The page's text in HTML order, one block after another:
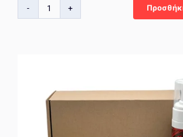
KrytexPower